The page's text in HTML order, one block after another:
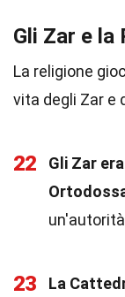
Gli Zar e la
La religione
vita degli Zar e
22
Gli Zar
23 La